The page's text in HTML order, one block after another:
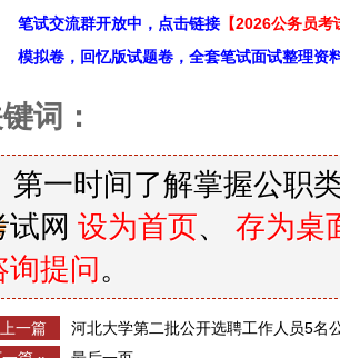
笔试交流群开放中，点击链接 【2026公务员
模拟卷，回忆版试题卷，全套笔试面试整理资
词：
第一时间了解掌握公职
试网 设为首页、 存为桌
询提问 。
一篇
河北大学第二批公开选聘工作人员5名